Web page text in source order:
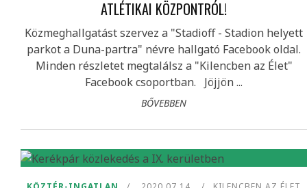
ATLÉTIKAI KÖZPONTRÓL!
Közmeghallgatást szervez a "Stadioff - Stadion helyett
parkot a Duna-partra" névre hallgató Facebook oldal.
Minden részletet megtalálsz a "Kilencben az Élet"
Facebook csoportban. Jöjjön ...
BŐVEBBEN